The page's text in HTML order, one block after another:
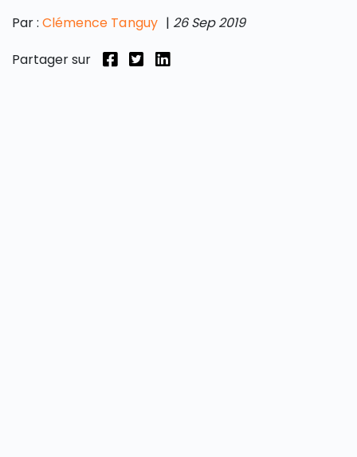
Par :Clémence Tanguy | 26 Sep 2019
Partager sur